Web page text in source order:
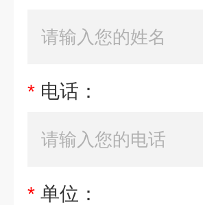
* 电话：
* 单位：